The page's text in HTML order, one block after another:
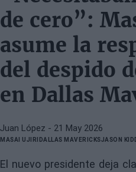
de cero”:
asume la
del despido
en Dallas
Juan López - 21 May 2026
MASAI UJIRI DALLAS MAVERICKSJASON
El nuevo presidente deja